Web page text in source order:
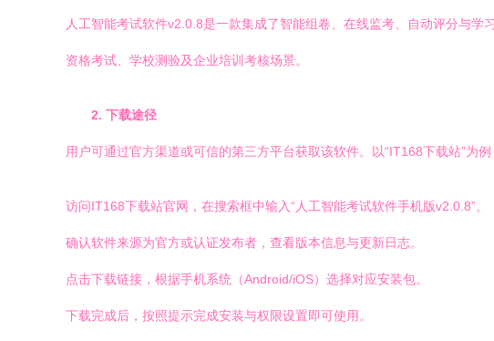
人工智能考试软件v2.0.8是一款集成了智能组卷、在线监考、自动评分与
资格考试、学校测验及企业培训考核场景。
2. 下载途径
用户可通过官方渠道或可信的第三方平台获取该软件。以“IT168下载站”为例
访问IT168下载站官网，在搜索框中输入“人工智能考试软件手机版v2.0.8”。
确认软件来源为官方或认证发布者，查看版本信息与更新日志。
点击下载链接，根据手机系统（Android/iOS）选择对应安装包。
下载完成后，按照提示完成安装与权限设置即可使用。